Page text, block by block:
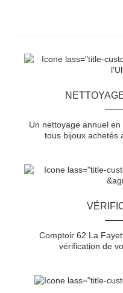
Un nettoyage annuel
tous bijoux achetés
Comptoir 62 La
vérification de